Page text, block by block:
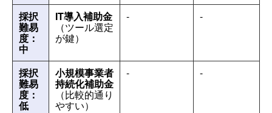
採択
難易
度：
中
IT導入補助金
（ツール選定
が鍵）
- -
採択
難易
度：
低
小規模事業者
持続化補助金
（比較的通り
やすい）
- -